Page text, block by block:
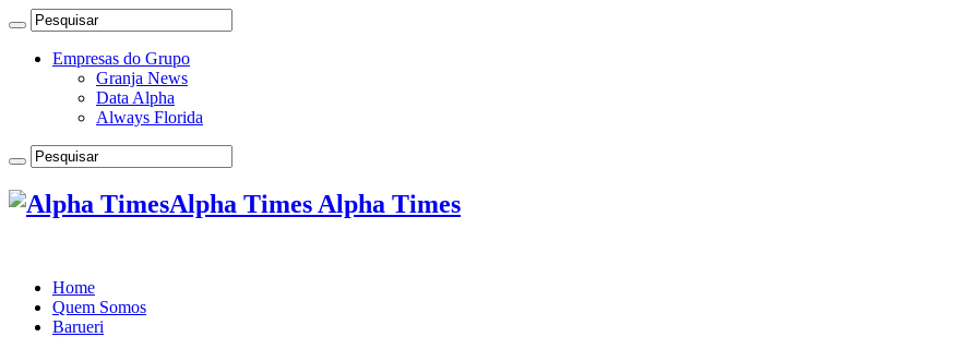
Empresas do Grupo
Granja News
Data Alpha
Always Florida
Alpha Times Alpha Times
Home
Quem Somos
Barueri